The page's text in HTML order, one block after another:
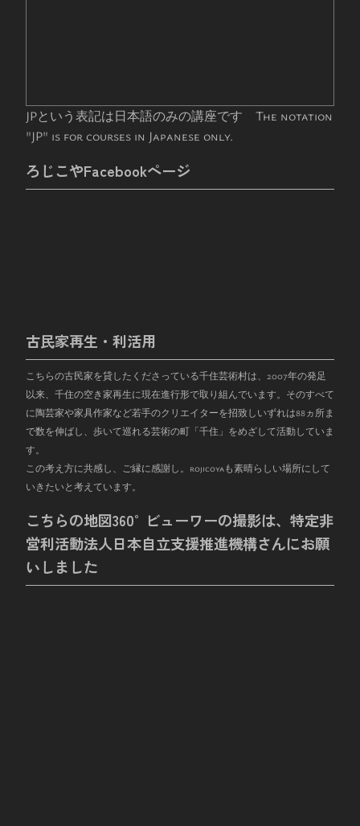
JPという表記は日本語のみの講座です The notation
"JP" is for courses in Japanese only.
ろじこやFacebookページ
古民家再生・利活用
こちらの古民家を貸したくださっている千住芸術村は、 2007年の発足
以来、千住の空き家再生に現在進行形で取り組んでいます。そのすべて
に陶芸家や家具作家など若手のクリエイターを招致しいずれは88ヵ所ま
で数を伸ばし、歩いて巡れる芸術の町「千住」をめざして活動していま
す。
この考え方に共感し、ご縁に感謝し。rojicoyaも素晴らしい場所にして
いきたいと考えています。
こちらの地図360°ビューワーの撮影は、特定非
営利活動法人日本自立支援推進機構さんにお願
いしました